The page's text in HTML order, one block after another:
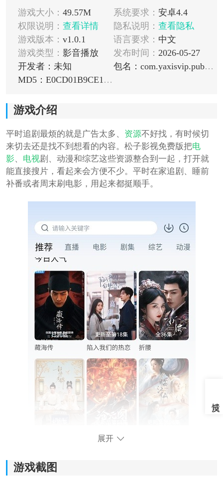
游戏大小： 49.57M 系统要求： 安卓4.4
权限说明： 查看详情 隐私说明： 查看隐私
游戏版本： v1.0.1 语言要求： 中文
游戏类型： 影音播放 发布时间： 2026-05-27
开发者：未知
包名：com.yaxisvip.pubgtool.iue
MD5：E0CD01B9CE147AE33D1BF94452514253
游戏介绍
平时追剧最烦的就是广告太多、 资源不好找，有时候切
来切去还是找不到想看的内容。松子影视免费版把电
影
电视剧、动漫和综艺这些资源整合到一起，打开就
能直接搜片，看起来会方便不少。平时在家追剧、睡前
补番或者周末刷电影，用起来都挺顺手。
展开
游戏截图